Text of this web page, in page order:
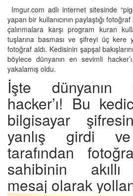
Imgur.com adlı internet sitesinde
yapan bir kullanıcının paylaştığı
çalınmalara karşı program kuran
tuşlarına basması ve şifreyi üç kere
fotoğraf aldı. Kedisinin şapşal
böylece dünyanın en sevimli
yakalamış oldu.
İşte dünyanın
hacker’ı! Bu
bilgisayar
yanlış girdi
tarafından
sahibinin
mesaj olarak